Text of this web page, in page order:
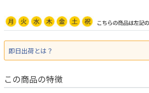
即日出荷とは？
この商品の特徴